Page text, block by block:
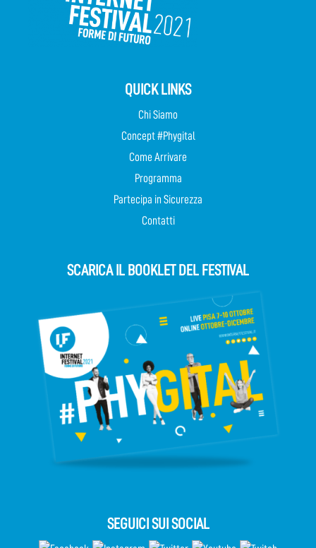
QUICK LINKS
Chi Siamo
Concept #Phygital
Come Arrivare
Programma
Partecipa in Sicurezza
Contatti
SCARICA IL BOOKLET DEL FESTIVAL
SEGUICI SUI SOCIAL